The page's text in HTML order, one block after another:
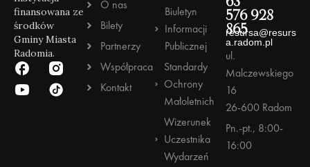
finansowana ze
środków
Gminy Miasta
Radomia.
O nas
Bilety
Partnerzy
Współpraca
Kontakt
Biuletyn
Informacji
Publicznej
Standardy
Ochrony
Małoletnich
Wizerunek
Uczestnika
Wydarzeń
63
576 928
865
resursa@resurs
a.radom.pl
ul.
Malczewskiego
16
26-600 Radom
Pn.-pt., 8:00-
16:00